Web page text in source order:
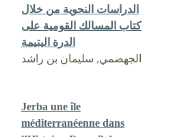
الدراسات النحوية من خلال
كتاب المسالك القومية على
الدرة اليتيمة
الجهضمي, سليمان بن راشد
Jerba une île
méditerranéenne dans